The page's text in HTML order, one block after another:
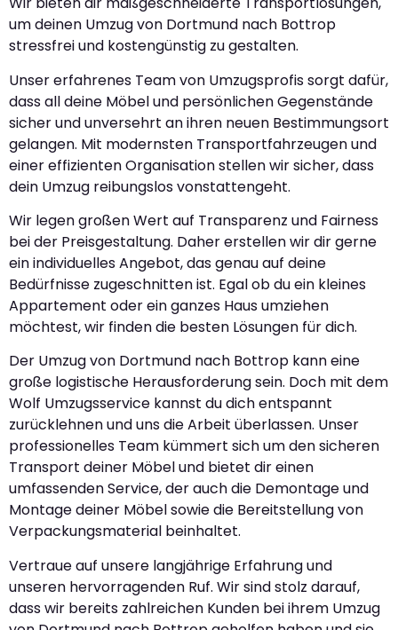
um deinen Umzug von Dortmund nach Bottrop
stressfrei und kostengünstig zu gestalten.
Unser erfahrenes Team von Umzugsprofis sorgt dafür,
dass all deine Möbel und persönlichen Gegenstände
sicher und unversehrt an ihren neuen Bestimmungsort
gelangen. Mit modernsten Transportfahrzeugen und
einer effizienten Organisation stellen wir sicher, dass
dein Umzug reibungslos vonstattengeht.
Wir legen großen Wert auf Transparenz und Fairness
bei der Preisgestaltung. Daher erstellen wir dir gerne
ein individuelles Angebot, das genau auf deine
Bedürfnisse zugeschnitten ist. Egal ob du ein kleines
Appartement oder ein ganzes Haus umziehen
möchtest, wir finden die besten Lösungen für dich.
Der Umzug von Dortmund nach Bottrop kann eine
große logistische Herausforderung sein. Doch mit dem
Wolf Umzugsservice kannst du dich entspannt
zurücklehnen und uns die Arbeit überlassen. Unser
professionelles Team kümmert sich um den sicheren
Transport deiner Möbel und bietet dir einen
umfassenden Service, der auch die Demontage und
Montage deiner Möbel sowie die Bereitstellung von
Verpackungsmaterial beinhaltet.
Vertraue auf unsere langjährige Erfahrung und
unseren hervorragenden Ruf. Wir sind stolz darauf,
dass wir bereits zahlreichen Kunden bei ihrem Umzug